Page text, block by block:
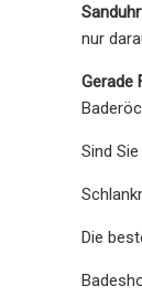
nur
Gerade
Sind
Die